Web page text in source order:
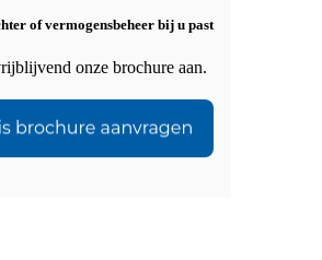
of vermogensbeheer bij u past
onze brochure aan.